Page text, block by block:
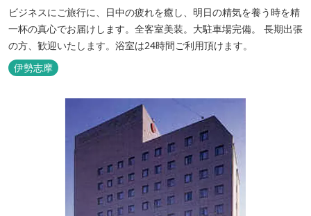
ビジネスにご旅行に、日中の疲れを癒し、明日の精気を養う時を精
一杯の真心でお届けします。全客室美装。大駐車場完備。 長期出張
の方、歓迎いたします。浴室は24時間ご利用頂けます。
伊勢志摩